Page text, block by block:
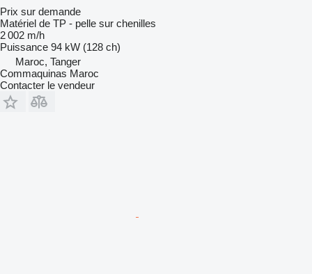
Prix sur demande
Matériel de TP - pelle sur chenilles
2 002 m/h
Puissance 94 kW (128 ch)
Maroc, Tanger
Commaquinas Maroc
Contacter le vendeur